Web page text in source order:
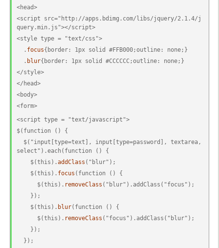
<head>
<script src="http://apps.bdimg.com/libs/jquery/2.1.4/j
query.min.js"></script>
<style type = "text/css">
. focus{border: 1px solid #FFB000;outline: none;}
. blur{border: 1px solid #CCCCCC;outline: none;}
</style>
</head>
<body>
<form>
<script type = "text/javascript">
$(function () {
$("input[type=text], input[type=password], textarea,
select").each(function () {
$(this).addClass ("blur");
$(this). focus (function () {
$(this). removeClass ("blur").addClass("focus");
});
$(this). blur(function () {
$(this). removeClass ("focus").addClass("blur");
});
});